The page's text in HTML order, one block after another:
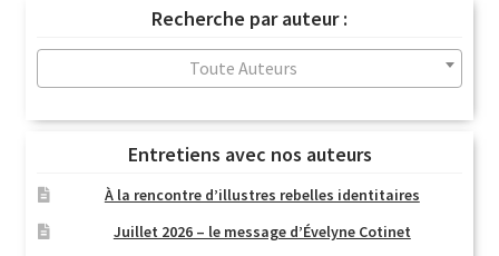
Recherche par auteur :
Toute Auteurs
Entretiens avec nos auteurs
À la rencontre d’illustres rebelles identitaires
Juillet 2026 – le message d’Évelyne Cotinet